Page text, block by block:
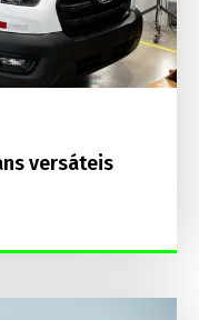
versáteis